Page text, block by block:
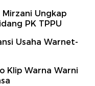
Ungkap
PK TPPU
Usaha Warnet-
Klip Warna Warni